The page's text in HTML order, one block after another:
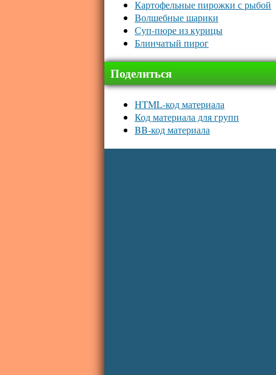
Картофельные пирожки с рыбой
Волшебные шарики
Суп-пюре из курицы
Блинчатый пирог
Поделиться
HTML-код материала
Код материала для групп
BB-код материала